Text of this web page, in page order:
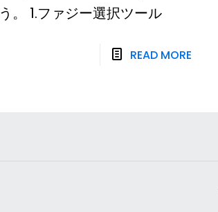
。 1.ファジー選択ツール
READ MORE